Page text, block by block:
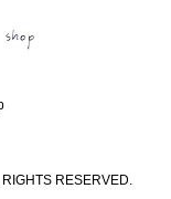
RESERVED.